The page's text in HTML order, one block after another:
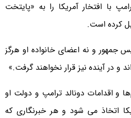
با افتخار آمریکا را به «پایتخت
کرده است.
جمهور و نه اعضای خانواده او هرگز
و در آینده نیز قرار نخواهند گرفت.»
و اقدامات دونالد ترامپ و دولت او
اتخاذ می شود و هر خبرنگاری که